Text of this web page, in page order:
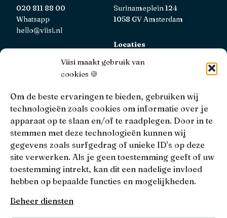
Viisi maakt gebruik van
cookies 🍪
Om de beste ervaringen te bieden, gebruiken wij
technologieën zoals cookies om informatie over je
apparaat op te slaan en/of te raadplegen. Door in te
stemmen met deze technologieën kunnen wij
gegevens zoals surfgedrag of unieke ID's op deze
site verwerken. Als je geen toestemming geeft of uw
toestemming intrekt, kan dit een nadelige invloed
hebben op bepaalde functies en mogelijkheden.
Beheer diensten
020 811 88 00
Whatsapp
hello@viisi.nl
Surinameplein 124
1058 GV Amsterdam
Locaties
Viisi Hypotheken is geregistreerd bij de AFM.
Registratienummer: 12039833
KiFiD
Niet tevreden over onze interne klachtbehandeling, dan
kun je terecht bijKiFiD.
• 4.9 •